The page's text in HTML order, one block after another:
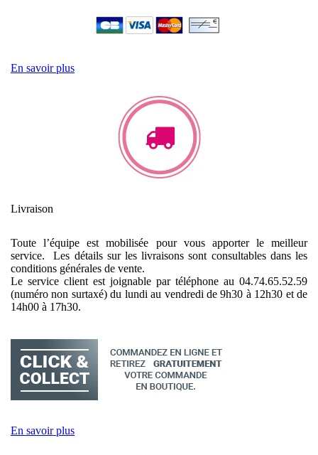
En savoir plus
Livraison
Toute l’équipe est mobilisée pour vous apporter le meilleur
service. Les détails sur les livraisons sont consultables dans les
conditions générales de vente.
Le service client est joignable par téléphone au 04.74.65.52.59
(numéro non surtaxé) du lundi au vendredi de 9h30 à 12h30 et de
14h00 à 17h30.
En savoir plus